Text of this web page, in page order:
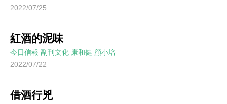
2022/07/25
紅酒的泥味
今日信報 副刊文化 康和健 顧小培
2022/07/22
借酒行兇